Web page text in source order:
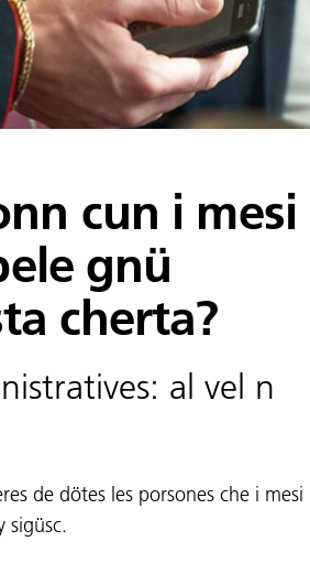
cun i mesi
gnü
cherta?
al vel n
de dötes les porsones che i mesi
sigüsc.